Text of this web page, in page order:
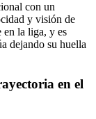
con un
y visión de
en la liga, y es
dejando su huella
en el